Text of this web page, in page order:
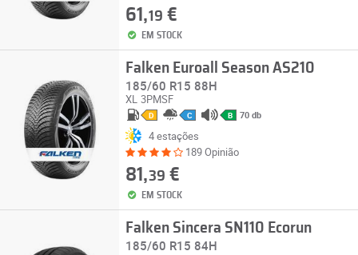
61,19 €
EM STOCK
Falken Euroall Season AS210
185/60 R15 88H
XL 3PMSF
D C B 70 db
4 estações
189 Opinião
81,39 €
EM STOCK
Falken Sincera SN110 Ecorun
185/60 R15 84H